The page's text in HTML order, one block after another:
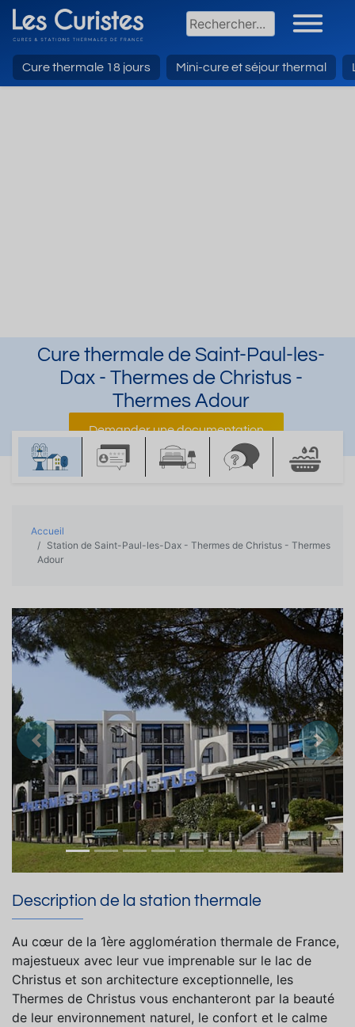
Cure thermale 18 jours Mini-cure et séjour thermal
Cure thermale de Saint-Paul-les-
Dax - Thermes de Christus -
Thermes Adour
Demander une documentation
Accueil
Station de Saint-Paul-les-Dax - Thermes de Christus - Thermes
Adour
Précedent
Description de la station thermale
Au cœur de la 1ère agglomération thermale de France,
majestueux avec leur vue imprenable sur le lac de
Christus et son architecture exceptionnelle, les
Thermes de Christus vous enchanteront par la beauté
de leur environnement naturel, le confort et le calme